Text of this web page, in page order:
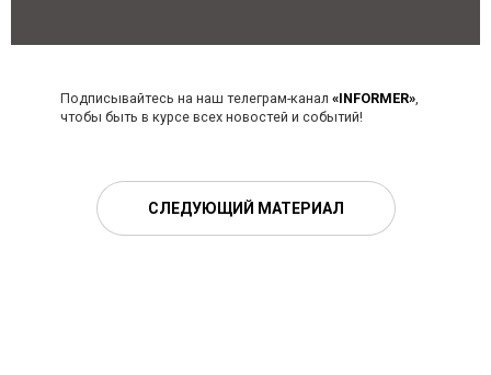
Подписывайтесь на наш телеграм-канал «INFORMER»,
чтобы быть в курсе всех новостей и событий!
СЛЕДУЮЩИЙ МАТЕРИАЛ